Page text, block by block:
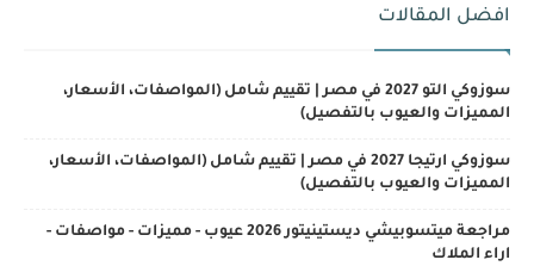
افضل المقالات
سوزوكي التو 2027 في مصر | تقييم شامل (المواصفات، الأسعار،
المميزات والعيوب بالتفصيل)
سوزوكي ارتيجا 2027 في مصر | تقييم شامل (المواصفات، الأسعار،
المميزات والعيوب بالتفصيل)
مراجعة ميتسوبيشي ديستينيتور 2026 عيوب - مميزات - مواصفات -
اراء الملاك